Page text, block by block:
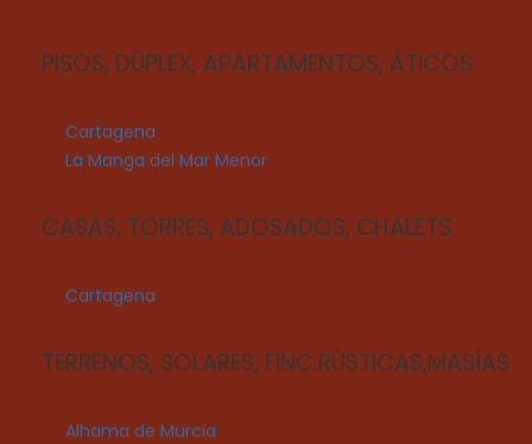
PISOS, DÚPLEX, APARTAMENTOS, ÁTICOS
Cartagena
La Manga del Mar Menor
CASAS, TORRES, ADOSADOS, CHALETS
Cartagena
TERRENOS, SOLARES, FINC.RÚSTICAS,MASÍAS
Alhama de Murcia